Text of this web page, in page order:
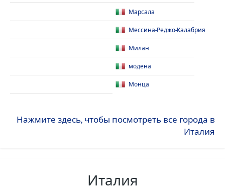
Марсала
Мессина-Реджо-Калабрия
Милан
модена
Монца
Нажмите здесь, чтобы посмотреть все города в
Италия
Италия